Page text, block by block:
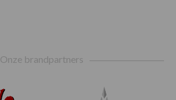
Onze brandpartners